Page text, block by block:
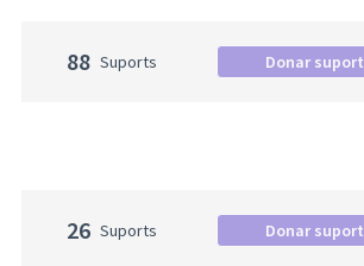
88 Suports Donar suport
26 Suports Donar suport